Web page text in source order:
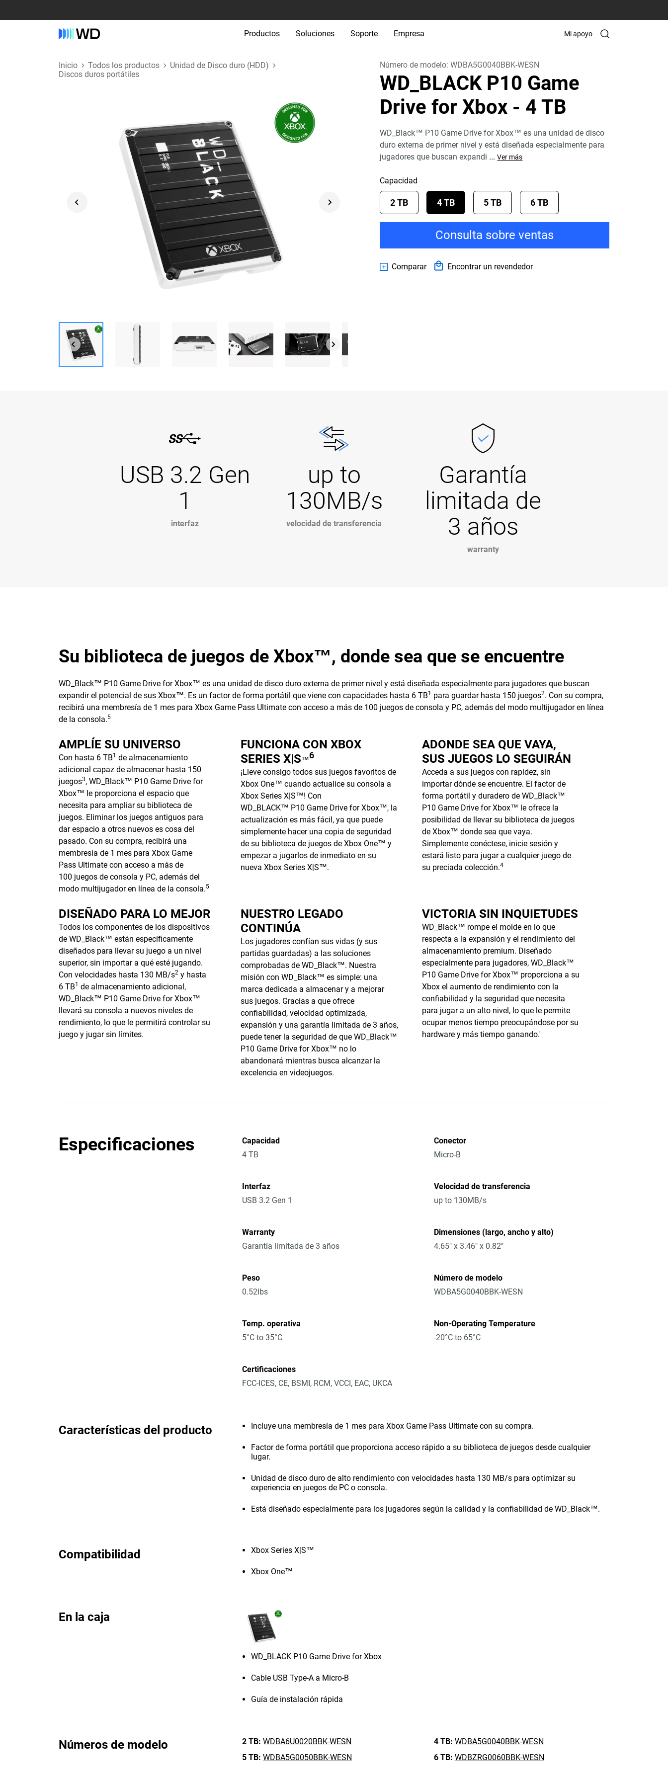
Productos Soluciones Soporte Empresa Mi apoyo
Inicio Todos los productos
Unidad de Disco duro (HDD)
Discos duros portátiles
Número de modelo:WDBA5G0040BBK-WESN
WD_BLACK P10 Game
Drive for Xbox - 4 TB
WD_Black™ P10 Game Drive for Xbox™ es una unidad de disco
duro externa de primer nivel y está diseñada especialmente para
jugadores que buscan expandi ... Ver más
Capacidad
2 TB 4 TB 5 TB 6 TB
Consulta sobre ventas
Comparar Encontrar un revendedor
USB 3.2 Gen
1
interfaz
up to
130MB/s
velocidad de transferencia
Garantía
limitada de
3 años
warranty
Su biblioteca de juegos de Xbox™, donde sea que se encuentre
WD_Black™ P10 Game Drive for Xbox™ es una unidad de disco duro externa de primer nivel y está diseñada especialmente para jugadores que buscan
expandir el potencial de sus Xbox™. Es un factor de forma portátil que viene con capacidades hasta 6 TB1 para guardar hasta 150 juegos2. Con su compra,
recibirá una membresía de 1 mes para Xbox Game Pass Ultimate con acceso a más de 100 juegos de consola y PC, además del modo multijugador en línea
de la consola.5
AMPLÍE SU UNIVERSO
Con hasta 6 TB1 de almacenamiento
adicional capaz de almacenar hasta 150
juegos3, WD_Black™ P10 Game Drive for
Xbox™ le proporciona el espacio que
necesita para ampliar su biblioteca de
juegos. Eliminar los juegos antiguos para
dar espacio a otros nuevos es cosa del
pasado. Con su compra, recibirá una
membresía de 1 mes para Xbox Game
Pass Ultimate con acceso a más de
100 juegos de consola y PC, además del
modo multijugador en línea de la consola.5
FUNCIONA CON XBOX
SERIES X|S™6
¡Lleve consigo todos sus juegos favoritos de
Xbox One™ cuando actualice su consola a
Xbox Series X|S™! Con
WD_BLACK™ P10 Game Drive for Xbox™, la
actualización es más fácil, ya que puede
simplemente hacer una copia de seguridad
de su biblioteca de juegos de Xbox One™ y
empezar a jugarlos de inmediato en su
nueva Xbox Series X|S™.
ADONDE SEA QUE VAYA,
SUS JUEGOS LO SEGUIRÁN
Acceda a sus juegos con rapidez, sin
importar dónde se encuentre. El factor de
forma portátil y duradero de WD_Black™
P10 Game Drive for Xbox™ le ofrece la
posibilidad de llevar su biblioteca de juegos
de Xbox™ donde sea que vaya.
Simplemente conéctese, inicie sesión y
estará listo para jugar a cualquier juego de
su preciada colección.4
DISEÑADO PARA LO MEJOR
Todos los componentes de los dispositivos
de WD_Black™ están específicamente
diseñados para llevar su juego a un nivel
superior, sin importar a qué esté jugando.
Con velocidades hasta 130 MB/s2 y hasta
6 TB1 de almacenamiento adicional,
WD_Black™ P10 Game Drive for Xbox™
llevará su consola a nuevos niveles de
rendimiento, lo que le permitirá controlar su
juego y jugar sin límites.
NUESTRO LEGADO
CONTINÚA
Los jugadores confían sus vidas (y sus
partidas guardadas) a las soluciones
comprobadas de WD_Black™. Nuestra
misión con WD_Black™ es simple: una
marca dedicada a almacenar y a mejorar
sus juegos. Gracias a que ofrece
confiabilidad, velocidad optimizada,
expansión y una garantía limitada de 3 años,
puede tener la seguridad de que WD_Black™
P10 Game Drive for Xbox™ no lo
abandonará mientras busca alcanzar la
excelencia en videojuegos.
VICTORIA SIN INQUIETUDES
WD_Black™ rompe el molde en lo que
respecta a la expansión y el rendimiento del
almacenamiento premium. Diseñado
especialmente para jugadores, WD_Black™
P10 Game Drive for Xbox™ proporciona a su
Xbox el aumento de rendimiento con la
confiabilidad y la seguridad que necesita
para jugar a un alto nivel, lo que le permite
ocupar menos tiempo preocupándose por su
hardware y más tiempo ganando.'
Especificaciones
Capacidad
4 TB
Conector
Micro-B
Interfaz
USB 3.2 Gen 1
Velocidad de transferencia
up to 130MB/s
Warranty
Garantía limitada de 3 años
Dimensiones (largo, ancho y alto)
4.65" x 3.46" x 0.82"
Peso
0.52lbs
Número de modelo
WDBA5G0040BBK-WESN
Temp. operativa
5°C to 35°C
Non-Operating Temperature
-20°C to 65°C
Certificaciones
FCC-ICES, CE, BSMI, RCM, VCCI, EAC, UKCA
Características del producto Incluye una membresía de 1 mes para Xbox Game Pass Ultimate con su compra.
Factor de forma portátil que proporciona acceso rápido a su biblioteca de juegos desde cualquier
lugar.
Unidad de disco duro de alto rendimiento con velocidades hasta 130 MB/s para optimizar su
experiencia en juegos de PC o consola.
Está diseñado especialmente para los jugadores según la calidad y la confiabilidad de WD_Black™.
Compatibilidad Xbox Series X|S™
Xbox One™
En la caja
WD_BLACK P10 Game Drive for Xbox
Cable USB Type-A a Micro-B
Guía de instalación rápida
Números de modelo 2 TB: WDBA6U0020BBK-WESN 4 TB: WDBA5G0040BBK-WESN
5 TB: WDBA5G0050BBK-WESN 6 TB: WDBZRG0060BBK-WESN